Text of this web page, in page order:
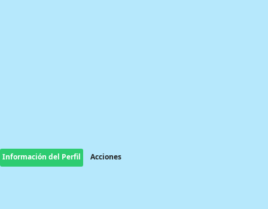
Información del Perfil Acciones